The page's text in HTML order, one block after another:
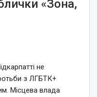
«Зона,
не
з ЛГБТК+
Місцева влада